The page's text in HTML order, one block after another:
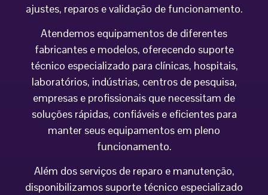
ajustes, reparos e validação de funcionamento.
Atendemos equipamentos de diferentes
fabricantes e modelos, oferecendo suporte
técnico especializado para clínicas, hospitais,
laboratórios, indústrias, centros de pesquisa,
empresas e profissionais que necessitam de
soluções rápidas, confiáveis e eficientes para
manter seus equipamentos em pleno
funcionamento.
Além dos serviços de reparo e manutenção,
disponibilizamos suporte técnico especializado